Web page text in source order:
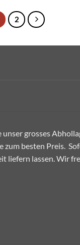
2
unser grosses
zum besten Preis.
liefern lassen. Wir